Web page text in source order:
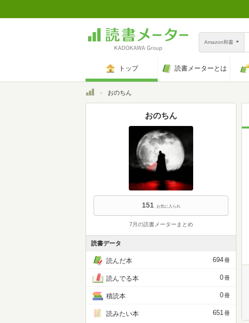
Amazon和書
トップ 読書メーターとは
トップおのちん
おのちん
151 お気に入られ
7月の読書メーターまとめ
読書データ
読んだ本 694冊
読んでる本 0冊
積読本 0冊
読みたい本 651冊